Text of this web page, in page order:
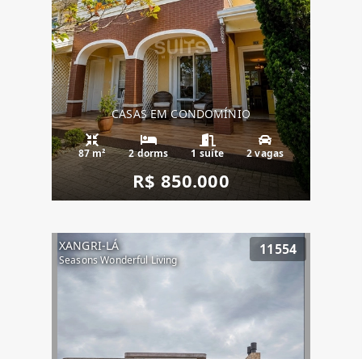
CASAS EM CONDOMÍNIO
87 m² 2 dorms 1 suíte 2 vagas
R$ 850.000
XANGRI-LÁ
Seasons Wonderful Living
11554